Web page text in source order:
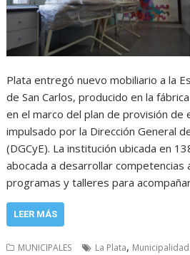
Plata entregó nuevo mobiliario a la
de San Carlos, producido en la
en el marco del plan de provisión de
impulsado por la Dirección General
(DGCyE). La institución ubicada en
abocada a desarrollar
programas y talleres para
LEER MÁS
MUNICIPALES La Plata,